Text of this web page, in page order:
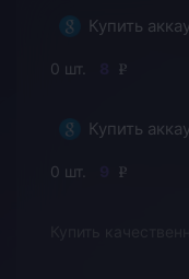
Купить
0 v
0 v